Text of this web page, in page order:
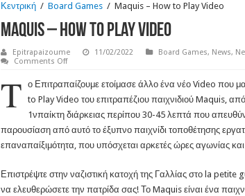
Κεντρική / Board Games / Maquis – How to Play Video
Maquis – How to Play Video
Epitrapaizoume 11/02/2022 Board Games, News,
Comments Offon
How
to
Video
Τ ο Επιτραπαίζουμε ετοίμασε άλλο ένα νέο Video που
to Play Video του επιτραπέζιου παιχνιδιού Maquis,
1νπαίκτη διάρκειας περίπου 30-45 λεπτά που
παρουσίαση από αυτό το έξυπνο παιχνίδι τοποθέτησης
επαναπαίξιμότητα, που υπόσχεται αρκετές ώρες αγωνίας
Επιστρέψτε στην ναζιστική κατοχή της Γαλλίας στο la
να ελευθερώσετε την πατρίδα σας! Το Maquis είναι ένα